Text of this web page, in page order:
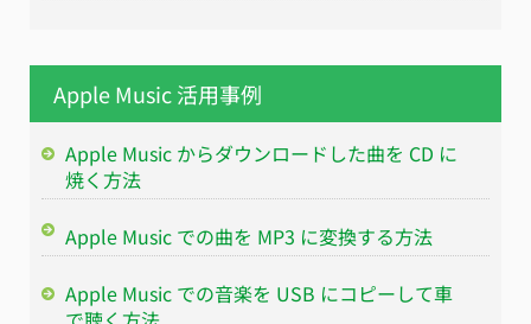
Apple Music 活用事例
Apple Music からダウンロードした曲を CD に
焼く方法
Apple Music での曲を MP3 に変換する方法
Apple Music での音楽を USB にコピーして車